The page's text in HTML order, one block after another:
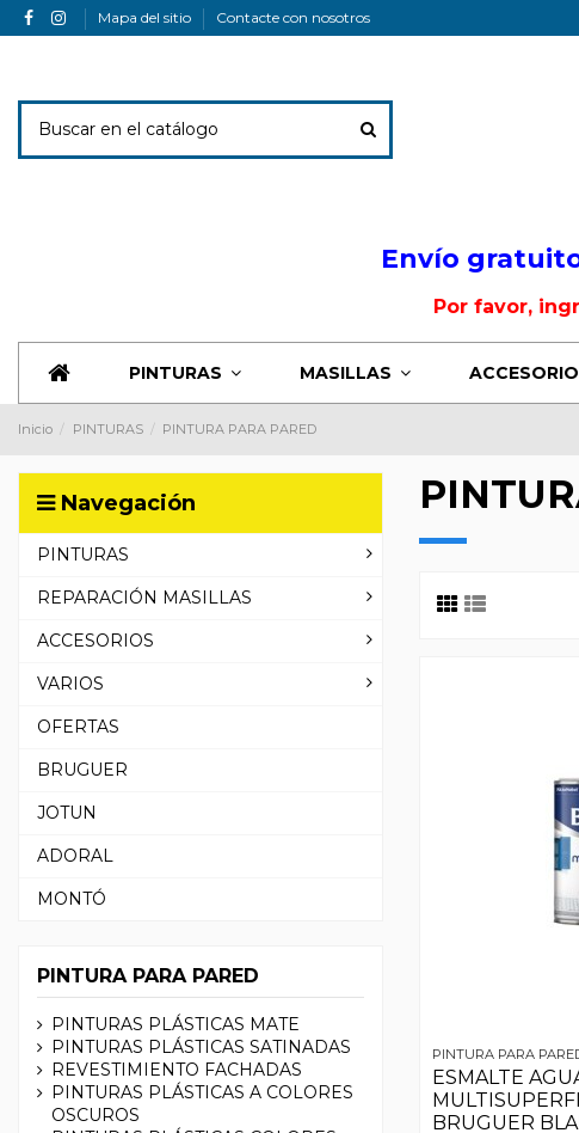
Mapa del sitio Contacte con nosotros
Envío
Por favor,
PINTURAS MASILLAS
Inicio PINTURAS PINTURA PARA PARED
PINTURA PARA
ESMALTE
BRUGUER
Navegación
PINTURAS
REPARACIÓN MASILLAS
ACCESORIOS
VARIOS
OFERTAS
BRUGUER
JOTUN
ADORAL
MONTÓ
PINTURA PARA PARED
PINTURAS PLÁSTICAS MATE
PINTURAS PLÁSTICAS SATINADAS
REVESTIMIENTO FACHADAS
PINTURAS PLÁSTICAS A COLORES
OSCUROS